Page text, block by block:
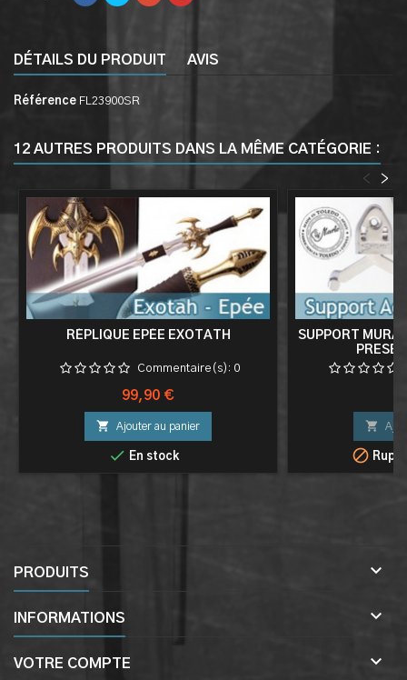
DÉTAILS DU PRODUIT AVIS
Référence FL23900SR
12 AUTRES PRODUITS DANS LA MÊME CATÉGORIE :
>
<
RÉPLIQUE EPÉE EXOTATH
Commentaire(s): 0
Prix
99,90 €
 Ajouter au panier
 En stock
SUPPORT


PRODUITS 
INFORMATIONS 
VOTRE COMPTE 